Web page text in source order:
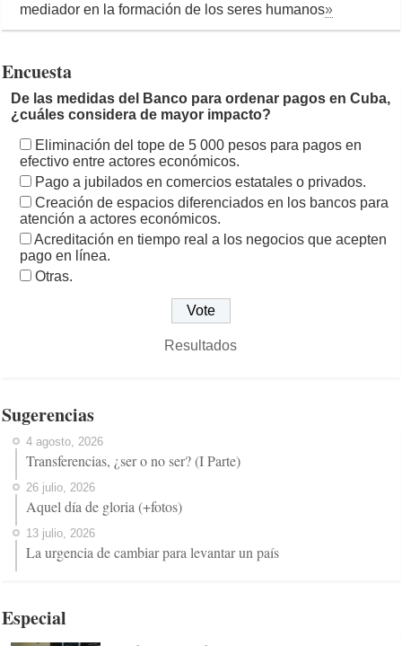
mediador en la formación de los seres humanos»
Encuesta
De las medidas del Banco para ordenar pagos en Cuba,
¿cuáles considera de mayor impacto?
Eliminación del tope de 5 000 pesos para pagos en
efectivo entre actores económicos.
Pago a jubilados en comercios estatales o privados.
Creación de espacios diferenciados en los bancos para
atención a actores económicos.
Acreditación en tiempo real a los negocios que acepten
pago en línea.
Otras.
Resultados
Sugerencias
4 agosto, 2026
Transferencias, ¿ser o no ser? (I Parte)
26 julio, 2026
Aquel día de gloria (+fotos)
13 julio, 2026
La urgencia de cambiar para levantar un país
Especial